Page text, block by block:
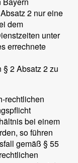
2 nur eine
dem
unter
errechnete
2 Absatz 2 zu
rechtlichen
bei einem
so führen
gemäß § 55